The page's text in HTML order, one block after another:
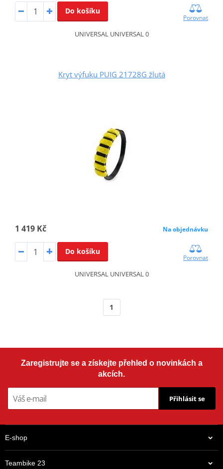
Do košíku
Porovnat
UNIVERSAL UNIVERSAL 0
Kryt výfuku PUIG 21728G žlutá
1 419 Kč Na objednávku
Do košíku
Porovnat
UNIVERSAL UNIVERSAL 0
1
Zaregistrujte se a získejte přehled o novinkách a
akcích.
Přihlásit se
E-shop
Teambike 23